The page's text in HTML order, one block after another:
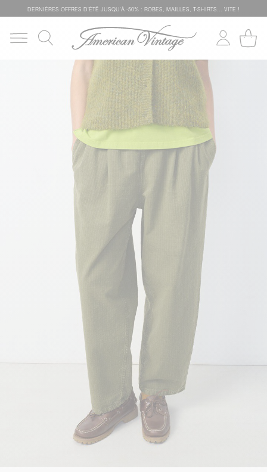
DERNIÈRES OFFRES D'ÉTÊ JUSQU'À -50% : ROBES, MAILLES, T-SHIRTS... VITE !